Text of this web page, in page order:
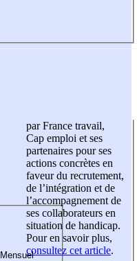
par France travail,
Cap emploi et ses
partenaires pour ses
actions concrètes en
faveur du recrutement,
de l’intégration et de
l’accompagnement de
ses collaborateurs en
situation de handicap.
Pour en savoir plus,
consultez cet article.